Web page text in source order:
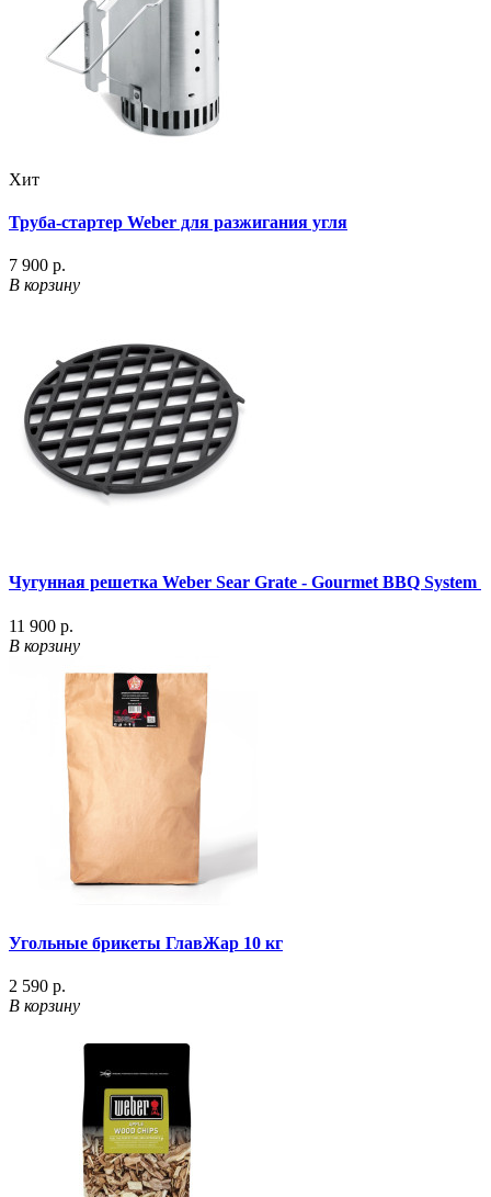
Хит
Труба-стартер Weber для разжигания угля
7 900 р.
В корзину
Чугунная решетка Weber Sear Grate - Gourmet BBQ System
11 900 р.
В корзину
Угольные брикеты ГлавЖар 10 кг
2 590 р.
В корзину